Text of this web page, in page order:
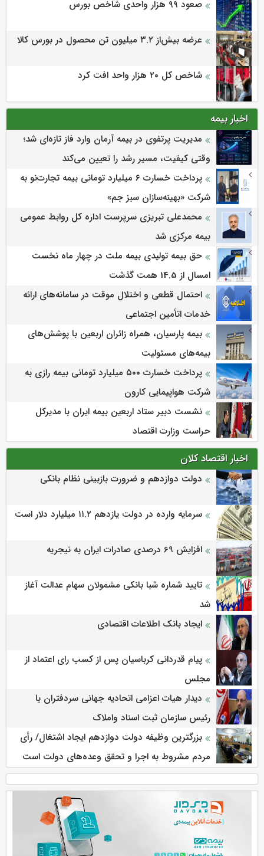
صعود ۹۹ هزار واحدی شاخص بورس
عرضه بیش‌از ۳.۲ میلیون تن محصول در بورس کالا
شاخص کل ۲۰ هزار واحد افت کرد
اخبار بیمه
مدیریت پرتفوی در بیمه آرمان وارد فاز تازه‌ای شد؛
وقتی کیفیت، مسیر رشد را تعیین می‌کند
پرداخت خسارت ۶ میلیارد تومانی بیمه تجارت‌نو به
شرکت «بهینه‌سازان سبز جم»
محمدعلی تبریزی سرپرست اداره كل روابط عمومی
بیمه مركزی شد
حق بیمه تولیدی بیمه ملت در چهار ماه نخست
امسال از 14.5 همت گذشت
احتمال قطعی و اختلال موقت در سامانه‌های ارائه
خدمات اتأمین اجتماعی
بیمه پارسیان، همراه زائران اربعین با پوشش‌های
بیمه‌های مسئولیت
پرداخت خسارت ۵۰۰ میلیارد تومانی بیمه رازی به
شرکت هواپیمایی کارون
نشست دبیر ستاد اربعین بیمه ایران با مدیرکل
حراست وزارت اقتصاد
اخبار اقتصاد کلان
دولت دوازدهم و ضرورت بازبینی نظام بانکی
سرمایه وارده در دولت یازدهم ۱۱.۲ میلیارد دلار است
افزایش 69 درصدی صادرات ایران به نیجریه
تایید شماره شبا بانکی مشمولان سهام عدالت آغاز
شد
ایجاد بانک اطلاعات اقتصادی
پیام قدردانی کرباسیان پس از کسب رای اعتماد از
مجلس
دیدار هیات اعزامی اتحادیه جهانی سردفتران با
رئیس سازمان ثبت اسناد واملاک
بزرگترین وظیفه دولت دوازدهم ایجاد اشتغال/ رأی
مردم مشروط به اجرا و تحقق وعده‌های دولت است